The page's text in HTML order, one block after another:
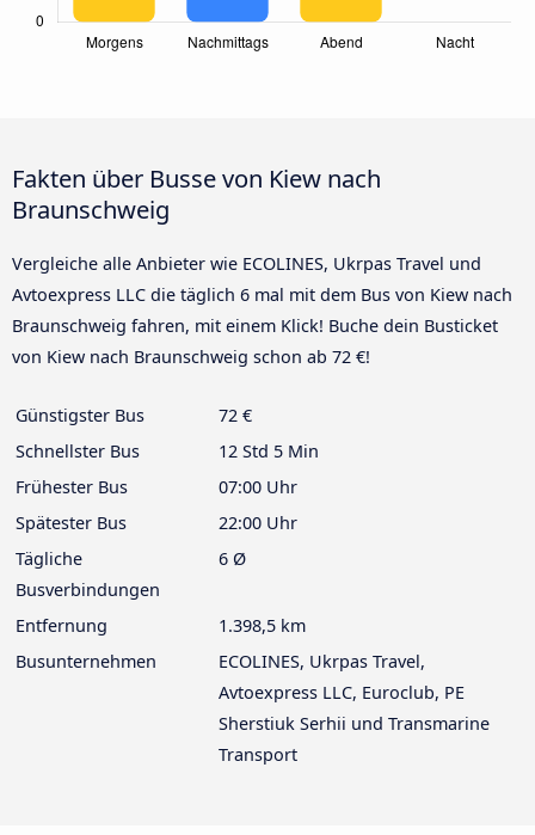
Fakten über Busse von Kiew nach
Braunschweig
Vergleiche alle Anbieter wie ECOLINES, Ukrpas Travel und
Avtoexpress LLC die täglich 6 mal mit dem Bus von Kiew nach
Braunschweig fahren, mit einem Klick! Buche dein Busticket
von Kiew nach Braunschweig schon ab 72 €!
Günstigster Bus
72 €
Schnellster Bus
12 Std 5 Min
Frühester Bus
07:00 Uhr
Spätester Bus
22:00 Uhr
Tägliche
Busverbindungen
6 Ø
Entfernung
1.398,5 km
Busunternehmen
ECOLINES, Ukrpas Travel,
Avtoexpress LLC, Euroclub, PE
Sherstiuk Serhii und Transmarine
Transport